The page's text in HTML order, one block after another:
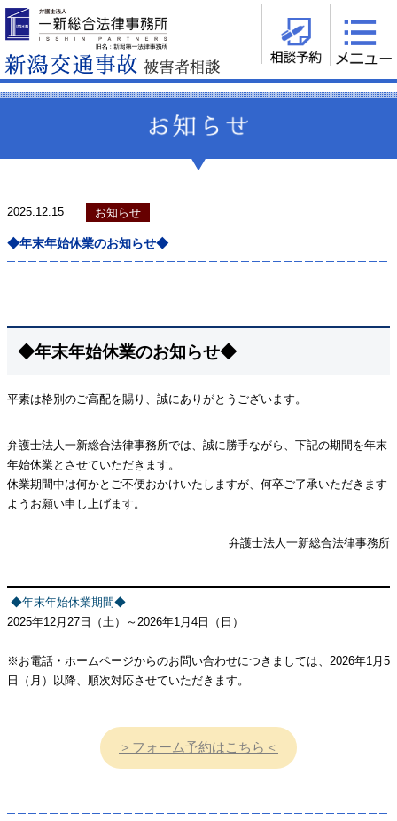
2025.12.15 お知らせ
◆年末年始休業のお知らせ◆
◆年末年始休業のお知らせ◆
平素は格別のご高配を賜り、誠にありがとうございます。
弁護士法人一新総合法律事務所では、誠に勝手ながら、下記の期間を年末
年始休業とさせていただきます。
休業期間中は何かとご不便おかけいたしますが、何卒ご了承いただきます
ようお願い申し上げます。
弁護士法人一新総合法律事務所
◆年末年始休業期間◆
2025年12月27日（土）～2026年1月4日（日）
※お電話・ホームページからのお問い合わせにつきましては、2026年1月5
日（月）以降、順次対応させていただきます。
＞フォーム予約はこちら＜